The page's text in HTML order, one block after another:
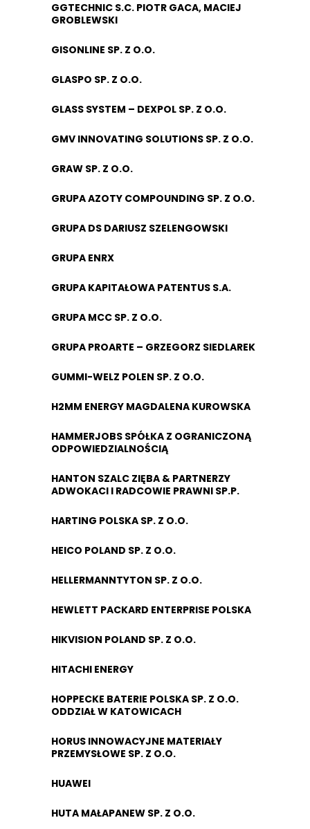
GGTECHNIC S.C. PIOTR GACA, MACIEJ
GROBLEWSKI
GISONLINE SP. Z O.O.
GLASPO SP. Z O.O.
GLASS SYSTEM – DEXPOL SP. Z O.O.
GMV INNOVATING SOLUTIONS SP. Z O.O.
GRAW SP. Z O.O.
GRUPA AZOTY COMPOUNDING SP. Z O.O.
GRUPA DS DARIUSZ SZELENGOWSKI
GRUPA ENRX
GRUPA KAPITAŁOWA PATENTUS S.A.
GRUPA MCC SP. Z O.O.
GRUPA PROARTE – GRZEGORZ SIEDLAREK
GUMMI-WELZ POLEN SP. Z O.O.
H2MM ENERGY MAGDALENA KUROWSKA
HAMMERJOBS SPÓŁKA Z OGRANICZONĄ
ODPOWIEDZIALNOŚCIĄ
HANTON SZALC ZIĘBA & PARTNERZY
ADWOKACI I RADCOWIE PRAWNI SP.P.
HARTING POLSKA SP. Z O.O.
HEICO POLAND SP. Z O.O.
HELLERMANNTYTON SP. Z O.O.
HEWLETT PACKARD ENTERPRISE POLSKA
HIKVISION POLAND SP. Z O.O.
HITACHI ENERGY
HOPPECKE BATERIE POLSKA SP. Z O.O.
ODDZIAŁ W KATOWICACH
HORUS INNOWACYJNE MATERIAŁY
PRZEMYSŁOWE SP. Z O.O.
HUAWEI
HUTA MAŁAPANEW SP. Z O.O.